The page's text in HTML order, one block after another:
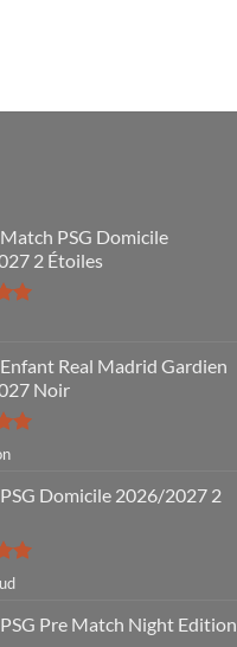
PSG Domicile
2 Étoiles
Real Madrid Gardien
Noir
Domicile 2026/2027 2
Pre Match Night Edition